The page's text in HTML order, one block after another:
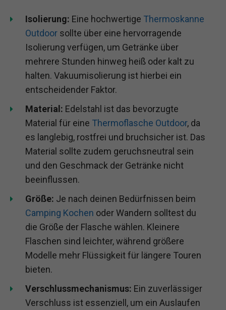
Isolierung: Eine hochwertige Thermoskanne
Outdoor sollte über eine hervorragende
Isolierung verfügen, um Getränke über
mehrere Stunden hinweg heiß oder kalt zu
halten. Vakuumisolierung ist hierbei ein
entscheidender Faktor.
Material: Edelstahl ist das bevorzugte
Material für eine Thermoflasche Outdoor, da
es langlebig, rostfrei und bruchsicher ist. Das
Material sollte zudem geruchsneutral sein
und den Geschmack der Getränke nicht
beeinflussen.
Größe: Je nach deinen Bedürfnissen beim
Camping Kochen oder Wandern solltest du
die Größe der Flasche wählen. Kleinere
Flaschen sind leichter, während größere
Modelle mehr Flüssigkeit für längere Touren
bieten.
Verschlussmechanismus: Ein zuverlässiger
Verschluss ist essenziell, um ein Auslaufen